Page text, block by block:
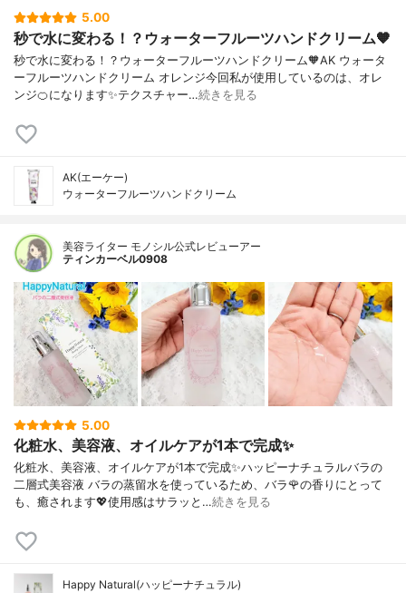
5.00
秒で水に変わる！？ウォーターフルーツハンドクリーム🧡
秒で水に変わる！？ウォーターフルーツハンドクリーム🧡AK ウォータ
ーフルーツハンドクリーム オレンジ今回私が使用しているのは、オレ
ンジ🍊になります✨テクスチャー…続きを見る
AK(エーケー)
ウォーターフルーツハンドクリーム
美容ライター モノシル公式レビューアー
ティンカーベル0908
5.00
化粧水、美容液、オイルケアが1本で完成✨
化粧水、美容液、オイルケアが1本で完成✨ハッピーナチュラルバラの
二層式美容液 バラの蒸留水を使っているため、バラ🌹の香りにとって
も、癒されます💖使用感はサラッと…続きを見る
Happy Natural(ハッピーナチュラル)